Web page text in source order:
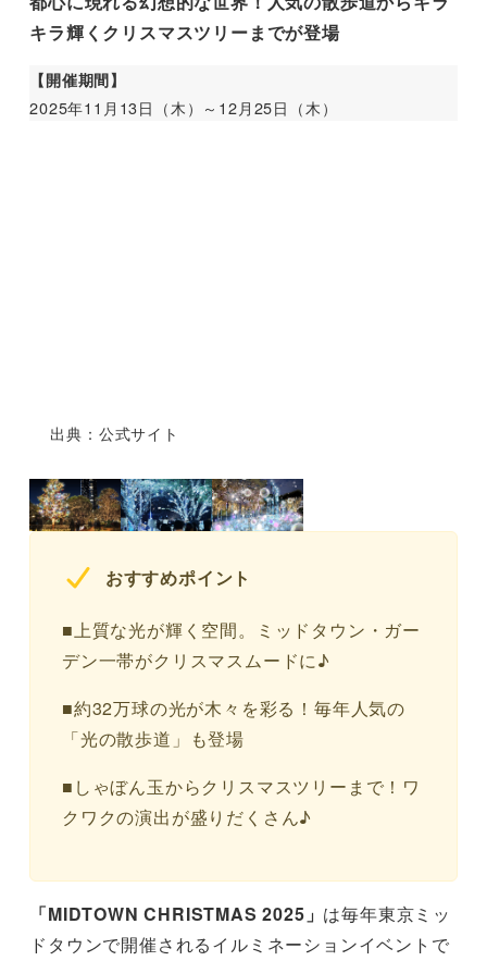
キラ輝くクリスマスツリーまでが登場
【開催期間】
2025年11月13日（木）～12月25日（木）
出典：公式サイト
おすすめポイント
■上質な光が輝く空間。ミッドタウン・ガー
デン一帯がクリスマスムードに♪
■約32万球の光が木々を彩る！毎年人気の
「光の散歩道」も登場
■しゃぼん玉からクリスマスツリーまで！ワ
クワクの演出が盛りだくさん♪
「MIDTOWN CHRISTMAS 2025」 は毎年東京ミッ
ドタウンで開催されるイルミネーションイベントで